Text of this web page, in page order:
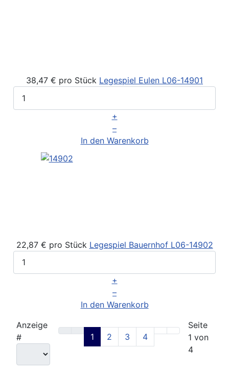
38,47 € pro Stück Legespiel Eulen L06-14901
+
–
In den Warenkorb
22,87 € pro Stück Legespiel Bauernhof L06-14902
+
–
In den Warenkorb
Anzeige
#
1 2 3 4
Seite
1 von
4